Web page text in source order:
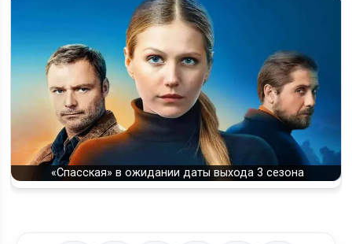
«Спасская» в ожидании даты выхода 3 сезона